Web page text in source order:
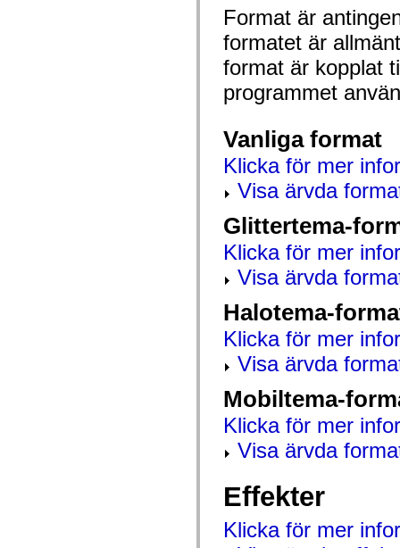
mx.automation.delegates.advancedDataGrid
mx.automation.delegates.controls.dataGridClasses
mx.automation.delegates.controls.fileSystemClasses
Format är
formatet är
format är kopplat
programmet
Vanliga format
Klicka för mer
Visa ärvda
Glittertema-
Klicka för mer
Visa ärvda
Halotema-
Klicka för mer
Visa ärvda
Mobiltema-
Klicka för mer
Visa ärvda
Effekter
Klicka för mer